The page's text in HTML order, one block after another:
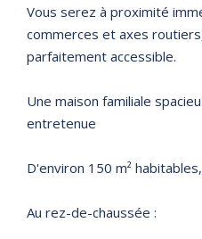
Vous serez à proximité
commerces et axes
parfaitement accessible.
Une maison familiale
entretenue
D'environ 150 m²
Au rez-de-chaussée :